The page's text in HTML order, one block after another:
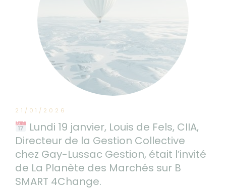
21/01/2026
Lundi 19 janvier, Louis de Fels, CIIA,
Directeur de la Gestion Collective
chez Gay-Lussac Gestion, était l’invité
de La Planète des Marchés sur B
SMART 4Change.